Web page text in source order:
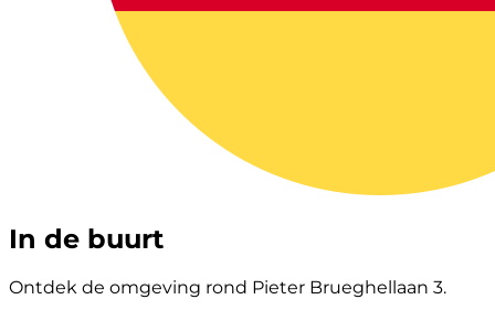
In de buurt
Ontdek de omgeving rond Pieter Brueghellaan 3.